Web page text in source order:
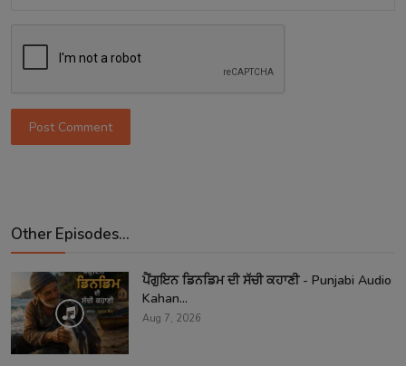
Post Comment
Other Episodes...
ਪੈਂਗੁਇਨ ਡਿਨਡਿਮ ਦੀ ਸੱਚੀ ਕਹਾਣੀ - Punjabi Audio
Kahan...
Aug 7, 2026